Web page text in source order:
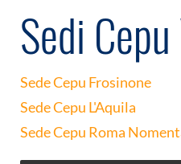
Sedi
Sede Cepu Frosinone
Sede Cepu L'Aquila
Sede Cepu Roma